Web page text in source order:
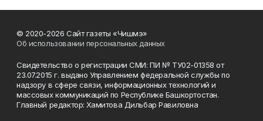
© 2020-2026 Сайт газеты «Чишмэ»
Об использовании персональных данных
Свидетельство о регистрации СМИ: ПИ № ТУ02-01358 от
23.07.2015 г. выдано Управлением федеральной службы по
надзору в сфере связи, информационных технологий и
массовых коммуникаций по Республике Башкортостан.
Главный редактор: Хамитова Дильбар Равиловна